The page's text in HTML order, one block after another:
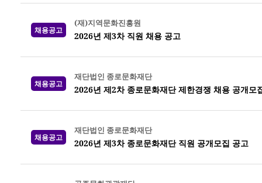
채용공고
(재)지역문화진흥원
2026년 제3차 직원 채용 공고
채용공고
재단법인 종로문화재단
2026년 제2차 종로문화재단 제한경쟁 채용 공개모
채용공고
재단법인 종로문화재단
2026년 제3차 종로문화재단 직원 공개모집 공고